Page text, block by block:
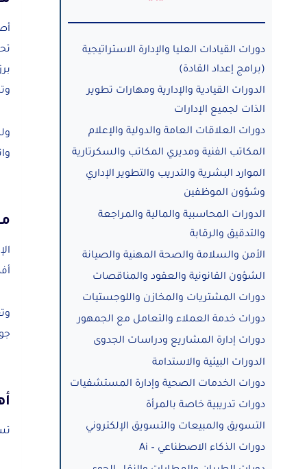
دورات القيادات العليا والإدارة الاستراتيجية
(برامج إعداد القادة)
الدورات القيادية والإدارية ومهارات تطوير
الذات لجميع الإدارات
دورات العلاقات العامة والدولية والإعلام
المكاتب الفنية ومديري المكاتب والسكرتارية
الموارد البشرية والتدريب والتطوير الإداري
وشؤون الموظفين
الدورات المحاسبية والمالية والمراجعة
والتدقيق والرقابة
الأمن والسلامة والصحة المهنية والصيانة
الشؤون القانونية والعقود والمناقصات
دورات المشتريات والمخازن واللوجستيات
دورات خدمة العملاء والتعامل مع الجمهور
دورات إدارة المشاريع ودراسات الجدوى
الدورات البيئية والاستدامة
دورات الخدمات الصحية وإدارة المستشفيات
دورات تدريبية خاصة بالمرأة
التسويق والمبيعات والتسويق الإلكتروني
دورات الذكاء الاصطناعي – Ai